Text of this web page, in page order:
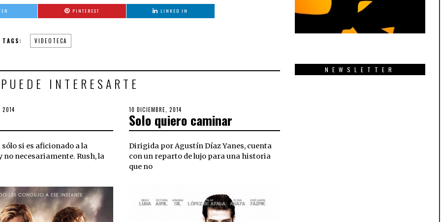
PINTEREST LINKED IN
TAGS: VIDEOTECA
INTERESARTE
2014
si es aficionado a la
no necesariamente. Rush, la
POSTED
ON
10 DICIEMBRE, 2014
OCTUBRE,
2018
Solo quiero caminar
Dirigida por Agustín Díaz Yanes, cuenta
con un reparto de lujo para una historia
que no
NEWSLETTER